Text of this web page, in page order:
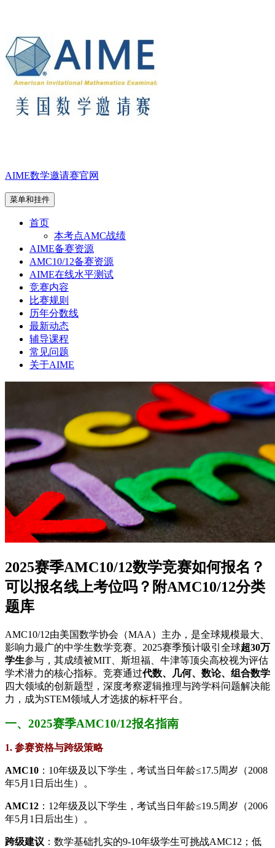
容
AIME数学邀请赛官网
菜单和挂件
首页
本考点AMC战绩
AIME备赛资源
AMC10/12备赛资源
AIME在线水平测试
竞赛内容
比赛规则
历年分数线
最新动态
辅导课程
常见问题
关于AIME
2025赛季AMC10/12数学竞赛如何报名？
可以报名线上考位吗？附AMC10/12分类
题库
AMC10/12由美国数学协会（MAA）主办，是全球规模最大、
影响力最广的中学生数学竞赛。2025赛季预计吸引全球​​超30万
学生​​参与，其成绩被MIT、斯坦福、牛津等顶尖高校视为评估
学术潜力的核心指标。竞赛通过​​代数、几何、数论、组合数学​
四大领域的创新题型，深度考察逻辑推理与跨学科问题解决能
力，成为STEM领域人才选拔的标杆平台。
​​一、2025赛季AMC10/12报名指南
​1. 参赛资格与跨级策略​
​AMC10​ ​：10年级及以下学生，考试当日年龄≤17.5周岁（2008
年5月1日后出生）。
​AMC12​ ​：12年级及以下学生，考试当日年龄≤19.5周岁（2006
年5月1日后出生）。
​跨级建议​ ​：数学基础扎实的9-10年级学生可挑战AMC12；低